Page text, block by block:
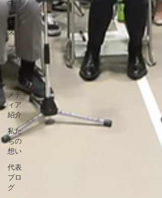
ード
キッ
ズ
プレ
スリ
リー
ス
メデ
ィア
紹介
私た
ちの
想い
代表
ブロ
グ